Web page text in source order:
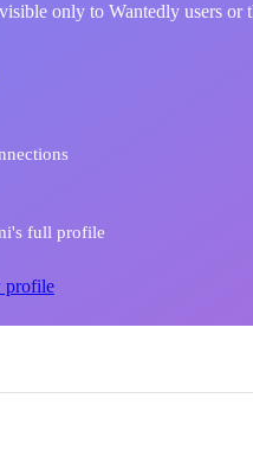
only to Wantedly users or
full profile
profile